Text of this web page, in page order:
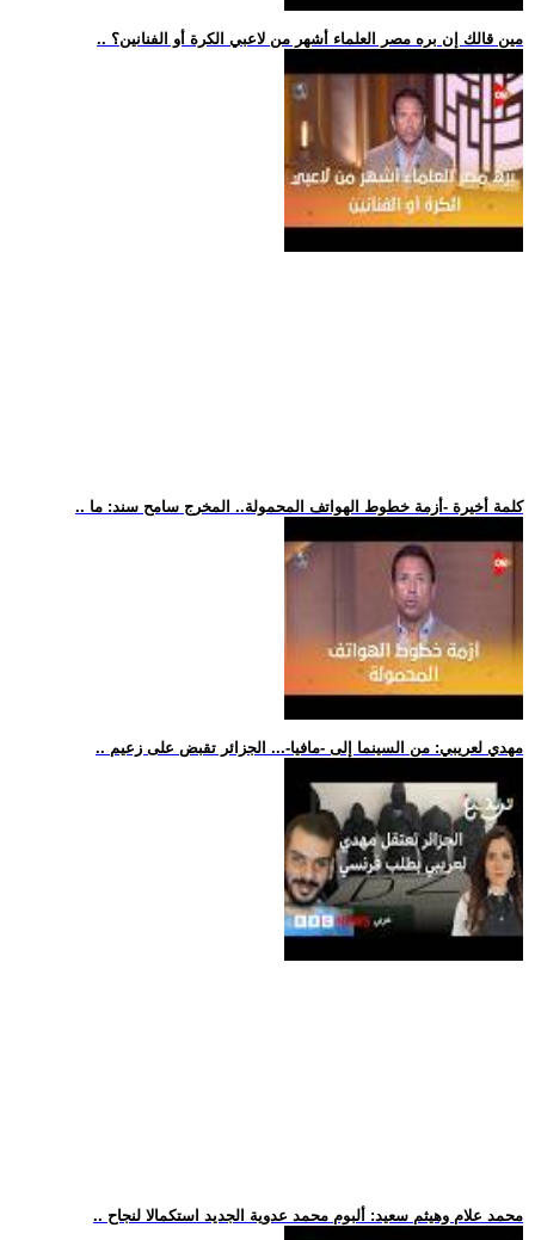
.. مين قالك إن بره مصر العلماء أشهر من لاعبي الكرة أو الفنانين؟
.. كلمة أخيرة -أزمة خطوط الهواتف المحمولة.. المخرج سامح سند: ما
.. مهدي لعريبي: من السينما إلى -مافيا-... الجزائر تقبض على زعيم
.. محمد علام وهيثم سعيد: ألبوم محمد عدوية الجديد استكمالا لنجاح